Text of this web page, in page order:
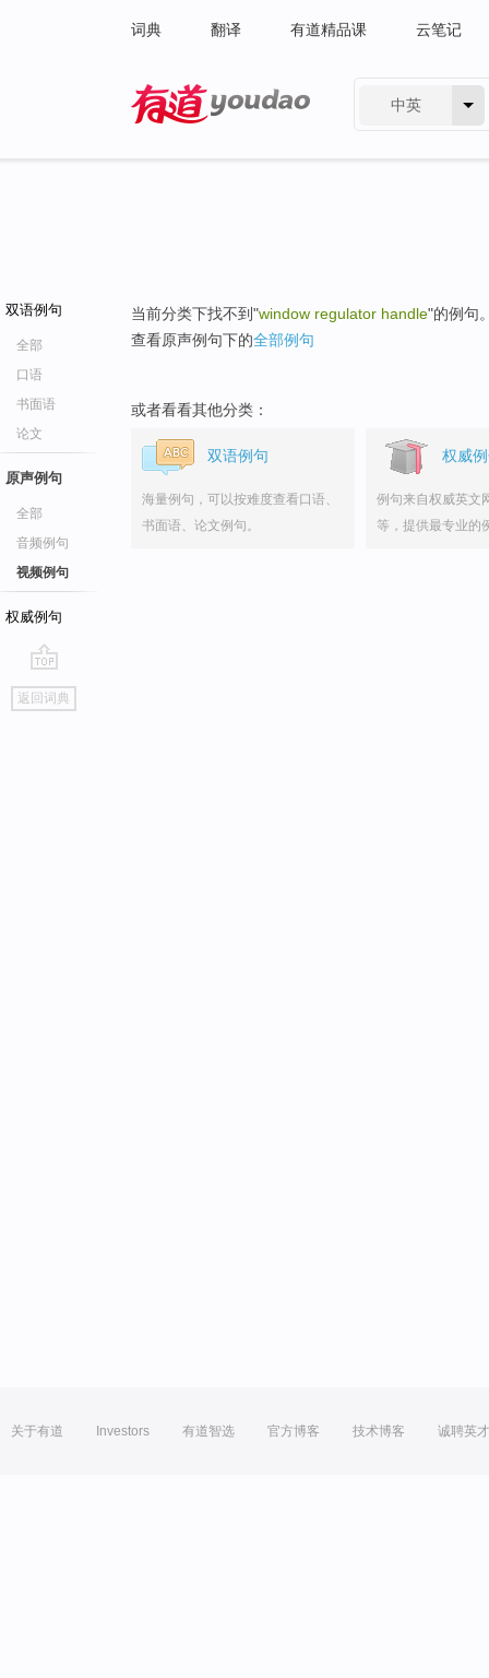
词典 翻译 有道精品课 云笔记
中英
双语例句
全部
口语
书面语
论文
原声例句
全部
音频例句
视频例句
权威例句
go
top
返回词典
当前分类下找不到"window regulator handle"的例句
查看原声例句下的全部例句
或者看看其他分类：
双语例句
海量例句，可以按难度查看口语、
书面语、论文例句。
权威
例句来自权威英文
等，提供最专业的
关于有道 Investors 有道智选 官方博客 技术博客 诚聘英才